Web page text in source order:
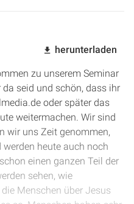
herunterladen
zu unserem Seminar
da seid und schön, dass ihr
oder später das
weitermachen. Wir sind
wir uns Zeit genommen,
heute auch noch
einen ganzen Teil der
sehen, wie
Menschen über Jesus